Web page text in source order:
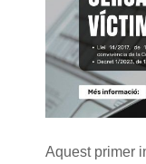
Aquest primer